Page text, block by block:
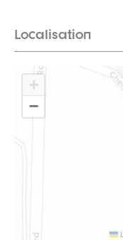
Localisation
+
−